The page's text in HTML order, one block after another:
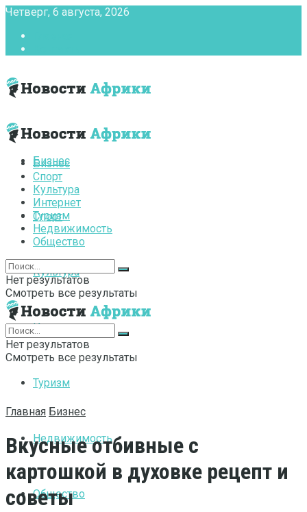
Четверг, 6 августа, 2026
Бизнес
Спорт
Культура
Интернет
Туризм
Недвижимость
Общество
Бизнес
Спорт
Культура
Интернет
Туризм
Недвижимость
Общество
Нет результатов
Смотреть все результаты
Нет результатов
Смотреть все результаты
Главная Бизнес
Вкусные отбивные с
картошкой в духовке рецепт и
советы